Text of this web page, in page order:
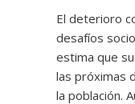
El deterioro
desafíos
estima que
las próximas
la población.